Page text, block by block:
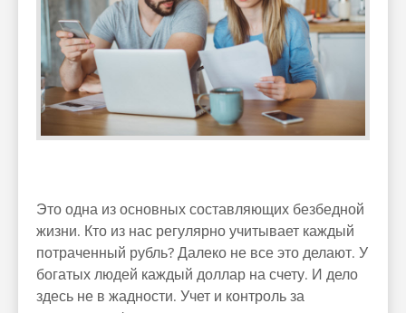
Это одна из основных составляющих безбедной
жизни. Кто из нас регулярно учитывает каждый
потраченный рубль? Далеко не все это делают. У
богатых людей каждый доллар на счету. И дело
здесь не в жадности. Учет и контроль за